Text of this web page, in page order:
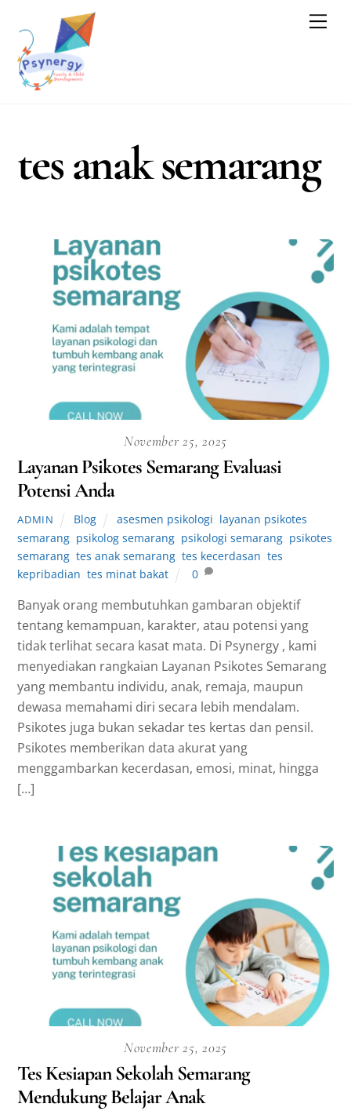
content
tes anak semarang
November 25, 2025
Layanan Psikotes Semarang Evaluasi
Potensi Anda
ADMIN Blog asesmen psikologi layanan psikotes
semarang psikolog semarang psikologi semarang psikotes
semarang ,tes anak semarang ,tes kecerdasan ,tes
kepribadian ,tes minat bakat 0
Banyak orang membutuhkan gambaran objektif
tentang kemampuan, karakter, atau potensi yang
tidak terlihat secara kasat mata. Di Psynergy , kami
menyediakan rangkaian Layanan Psikotes Semarang
yang membantu individu, anak, remaja, maupun
dewasa memahami diri secara lebih mendalam.
Psikotes juga bukan sekadar tes kertas dan pensil.
Psikotes memberikan data akurat yang
menggambarkan kecerdasan, emosi, minat, hingga
[…]
November 25, 2025
Tes Kesiapan Sekolah Semarang
Mendukung Belajar Anak